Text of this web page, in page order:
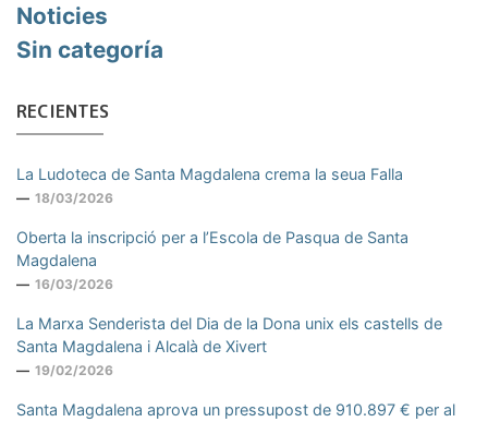
Noticies
Sin categoría
RECIENTES
La Ludoteca de Santa Magdalena crema la seua Falla
18/03/2026
Oberta la inscripció per a l’Escola de Pasqua de Santa
Magdalena
16/03/2026
La Marxa Senderista del Dia de la Dona unix els castells de
Santa Magdalena i Alcalà de Xivert
19/02/2026
Santa Magdalena aprova un pressupost de 910.897 € per al